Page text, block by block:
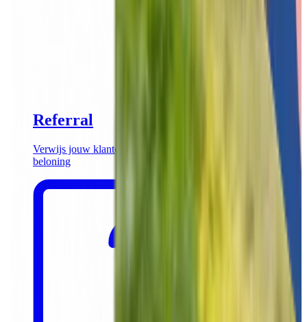
Referral
Verwijs jouw klanten door naar Funkey en ontvang een
beloning